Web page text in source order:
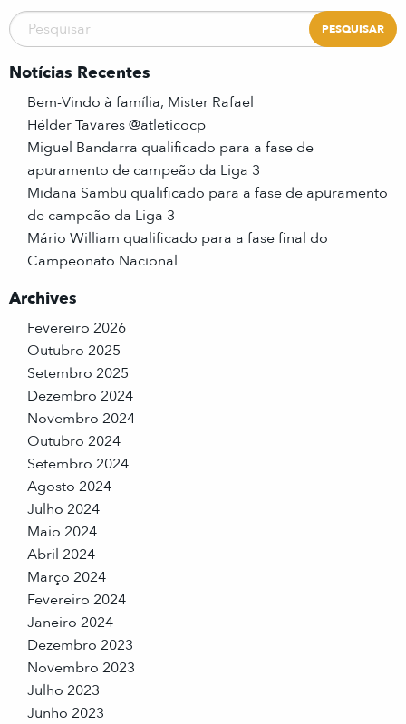
Notícias Recentes
Bem-Vindo à família, Mister Rafael
Hélder Tavares @atleticocp
Miguel Bandarra qualificado para a fase de
apuramento de campeão da Liga 3
Midana Sambu qualificado para a fase de apuramento
de campeão da Liga 3
Mário William qualificado para a fase final do
Campeonato Nacional
Archives
Fevereiro 2026
Outubro 2025
Setembro 2025
Dezembro 2024
Novembro 2024
Outubro 2024
Setembro 2024
Agosto 2024
Julho 2024
Maio 2024
Abril 2024
Março 2024
Fevereiro 2024
Janeiro 2024
Dezembro 2023
Novembro 2023
Julho 2023
Junho 2023